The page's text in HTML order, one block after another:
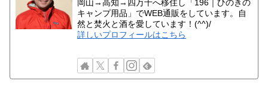
岡山→高知→四万十へ移住し「196｜ひのきの
キャンプ用品」でWEB通販をしています。自
然と焚火と酒を愛しています！(^^)/
詳しいプロフィールはこちら